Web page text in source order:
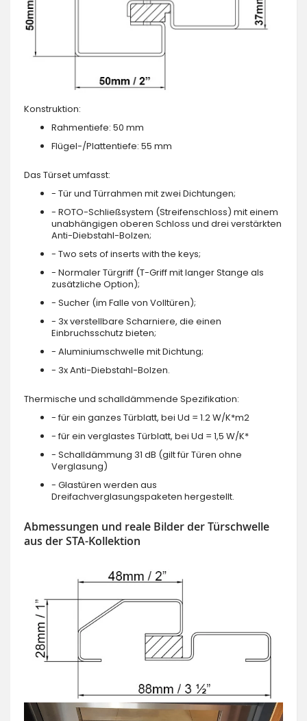
Konstruktion:
Rahmentiefe: 50 mm
Flügel-/Plattentiefe: 55 mm
Das Türset umfasst:
- Tür und Türrahmen mit zwei Dichtungen;
- ROTO-Schließsystem (Streifenschloss) mit einem
unabhängigen oberen Schloss und drei verstärkten
Anti-Diebstahl-Bolzen;
- Two sets of inserts with the keys;
- Normaler Türgriff (T-Griff mit langer Stange als
zusätzliche Option);
- Sucher (im Falle von Volltüren);
- 3x verstellbare Scharniere, die einen
Einbruchsschutz bieten;
- Aluminiumschwelle mit Dichtung;
- 3x Anti-Diebstahl-Bolzen.
Thermische und schalldämmende Spezifikation:
- für ein ganzes Türblatt, bei Ud = 1.2 W/K*m2
- für ein verglastes Türblatt, bei Ud = 1,5 W/K*
- Schalldämmung 31 dB (gilt für Türen ohne
Verglasung)
- Glastüren werden aus
Dreifachverglasungspaketen hergestellt.
Abmessungen und reale Bilder der Türschwelle
aus der STA-Kollektion